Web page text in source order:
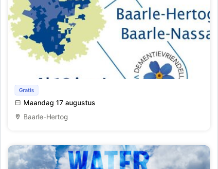
Film; Mama is een portret
Gratis
Maandag 17 augustus
Baarle-Hertog